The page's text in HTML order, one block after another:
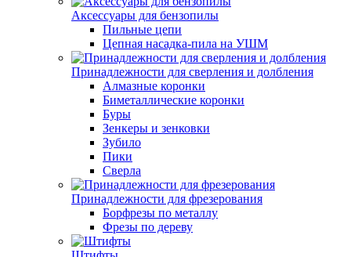
Аксессуары для бензопилы
Пильные цепи
Цепная насадка-пила на УШМ
Принадлежности для сверления и долбления
Алмазные коронки
Биметаллические коронки
Буры
Зенкеры и зенковки
Зубило
Пики
Сверла
Принадлежности для фрезерования
Борфрезы по металлу
Фрезы по дереву